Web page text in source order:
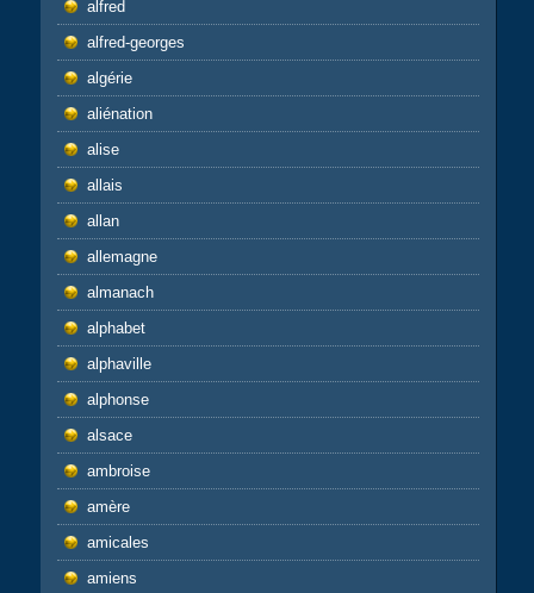
alfred
alfred-georges
algérie
aliénation
alise
allais
allan
allemagne
almanach
alphabet
alphaville
alphonse
alsace
ambroise
amère
amicales
amiens